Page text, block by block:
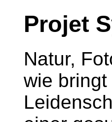
Projet
Natur,
wie